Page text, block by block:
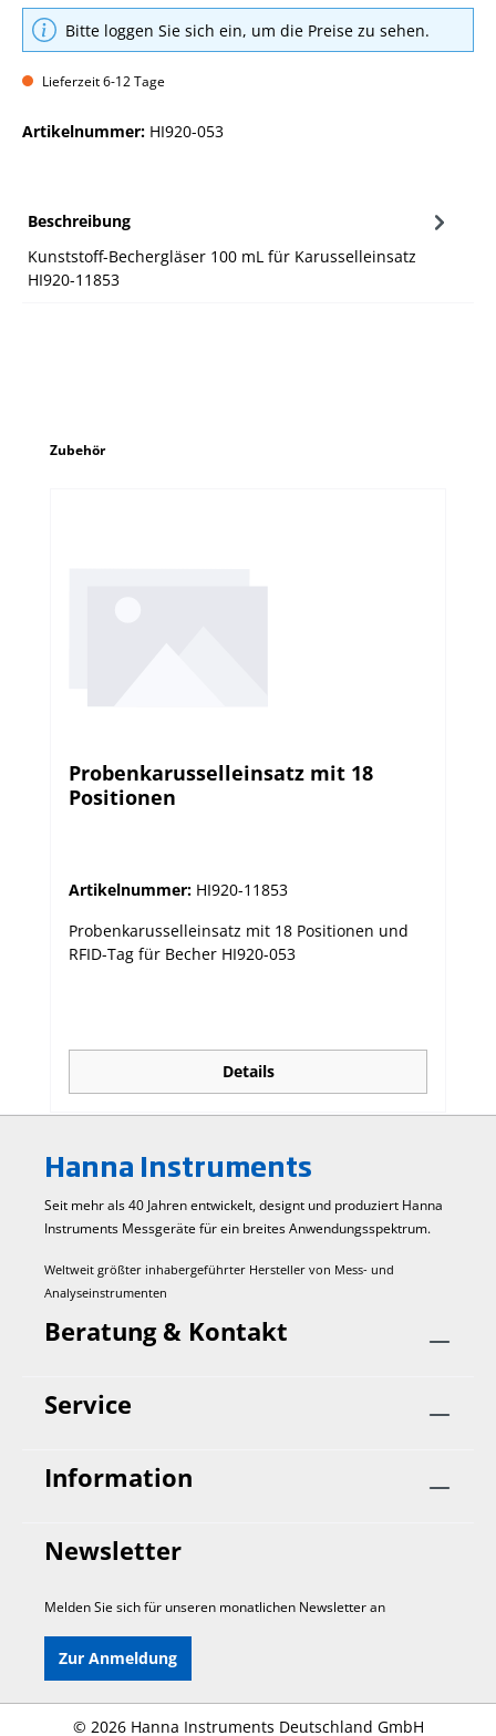
Bitte loggen Sie sich ein, um die Preise zu sehen.
Lieferzeit 6-12 Tage
Artikelnummer: HI920-053
Beschreibung
Kunststoff-Bechergläser 100 mL für Karusselleinsatz
HI920-11853
Produktgalerie überspringen
Zubehör
Probenkarusselleinsatz mit 18
Positionen
Artikelnummer: HI920-11853
Probenkarusselleinsatz mit 18 Positionen und
RFID-Tag für Becher HI920-053
Details
Hanna Instruments
Seit mehr als 40 Jahren entwickelt, designt und produziert Hanna
Instruments Mess­geräte für ein breites Anwendungs­spektrum.
Weltweit größter inhabergeführter Hersteller von Mess- und
Analyseinstrumenten
Beratung & Kontakt
Service
Information
Newsletter
Melden Sie sich für unseren monatlichen Newsletter an
Zur Anmeldung
© 2026 Hanna Instruments Deutschland GmbH